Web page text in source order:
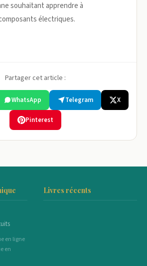
souhaitant apprendre à
électriques.
Partager cet article :
WhatsApp Telegram X
Pinterest
en ligne
en
Livres récents